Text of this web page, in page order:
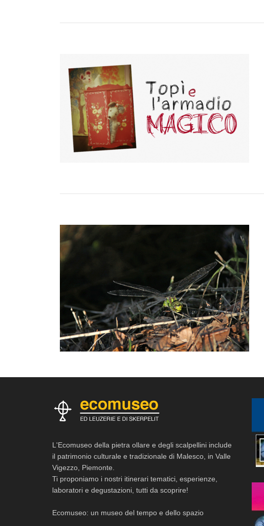
L'Ecomuseo della pietra ollare e degli scalpellini include
il patrimonio culturale e tradizionale di Malesco, in Valle
Vigezzo, Piemonte.
Ti proponiamo i nostri itinerari tematici, esperienze,
laboratori e degustazioni, tutti da scoprire!
Ecomuseo: un museo del tempo e dello spazio